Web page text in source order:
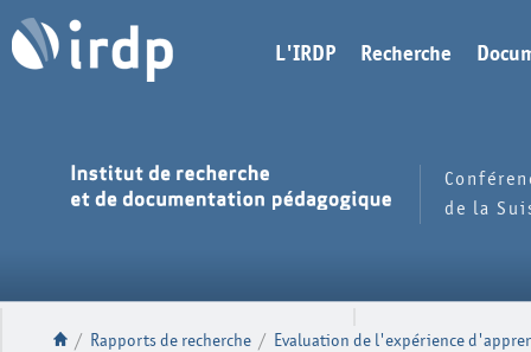
L'IRDP Recherche
de la
/ Rapports de recherche / Evaluation de l'expérience